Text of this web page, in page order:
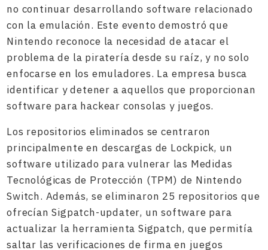
no continuar desarrollando software relacionado
con la emulación. Este evento demostró que
Nintendo reconoce la necesidad de atacar el
problema de la piratería desde su raíz, y no solo
enfocarse en los emuladores. La empresa busca
identificar y detener a aquellos que proporcionan
software para hackear consolas y juegos.
Los repositorios eliminados se centraron
principalmente en descargas de Lockpick, un
software utilizado para vulnerar las Medidas
Tecnológicas de Protección (TPM) de Nintendo
Switch. Además, se eliminaron 25 repositorios que
ofrecían Sigpatch-updater, un software para
actualizar la herramienta Sigpatch, que permitía
saltar las verificaciones de firma en juegos